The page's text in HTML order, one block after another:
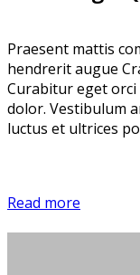
Praesent mattis
hendrerit augue
Curabitur eget orci
dolor. Vestibulum
luctus et ultrices
Read more